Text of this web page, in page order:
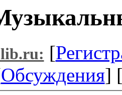
[
Обсуждения]